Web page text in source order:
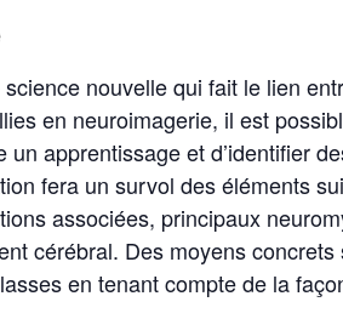
nouvelle qui fait le lien
en neuroimagerie, il est
un apprentissage et d’identifier
fera un survol des éléments
associées, principaux
cérébral. Des moyens
en tenant compte de la